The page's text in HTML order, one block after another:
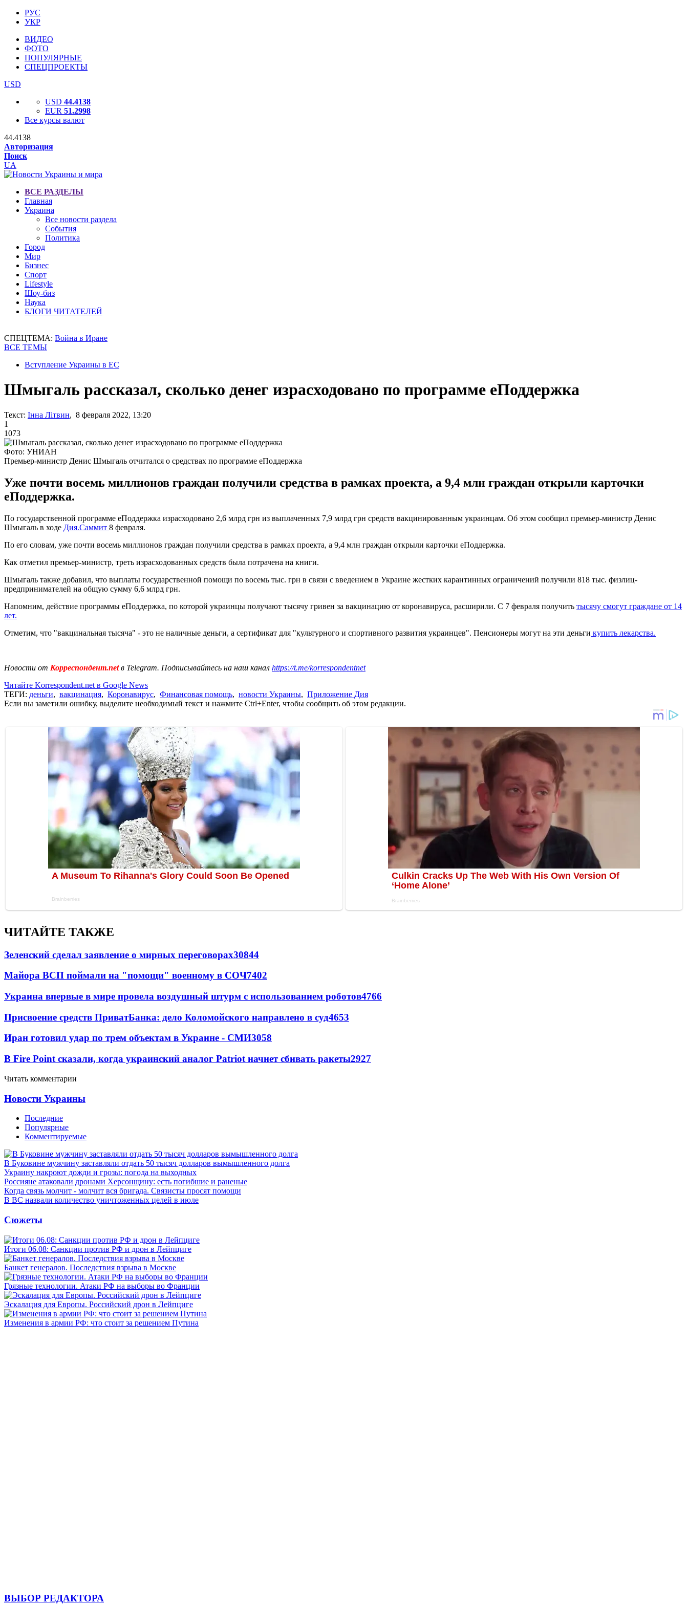
РУС
УКР
ВИДЕО
ФОТО
ПОПУЛЯРНЫЕ
СПЕЦПРОЕКТЫ
USD
USD 44.4138
EUR 51.2998
Все курсы валют
44.4138
Авторизация
Поиск
UA
ВСЕ РАЗДЕЛЫ
Главная
Украина
Все новости раздела
События
Политика
Город
Мир
Бизнес
Спорт
Lifestyle
Шоу-биз
Наука
БЛОГИ ЧИТАТЕЛЕЙ
СПЕЦТЕМА: Война в Иране
ВСЕ ТЕМЫ
Вступление Украины в ЕС
Шмыгаль рассказал, сколько денег израсходовано по программе еПоддержка
Текст: Інна Літвин, 8 февраля 2022, 13:20
1
1073
Фото: УНИАН
Премьер-министр Денис Шмыгаль отчитался о средствах по программе еПоддержка
Уже почти восемь миллионов граждан получили средства в рамках проекта, а 9,4 млн граждан открыли карточки
еПоддержка.
По государственной программе еПоддержка израсходовано 2,6 млрд грн из выплаченных 7,9 млрд грн средств вакцинированным украинцам. Об этом сообщил премьер-министр Денис
Шмыгаль в ходе Дия.Саммит 8 февраля.
По его словам, уже почти восемь миллионов граждан получили средства в рамках проекта, а 9,4 млн граждан открыли карточки еПоддержка.
Как отметил премьер-министр, треть израсходованных средств была потрачена на книги.
Шмыгаль также добавил, что выплаты государственной помощи по восемь тыс. грн в связи с введением в Украине жестких карантинных ограничений получили 818 тыс. физлиц-
предпринимателей на общую сумму 6,6 млрд грн.
Напомним, действие программы еПоддержка, по которой украинцы получают тысячу гривен за вакцинацию от коронавируса, расширили. С 7 февраля получить тысячу смогут граждане от 14
лет.
Отметим, что "вакцинальная тысяча" - это не наличные деньги, а сертификат для "культурного и спортивного развития украинцев". Пенсионеры могут на эти деньги купить лекарства.
Новости от Корреспондент.netв Telegram. Подписывайтесь на наш канал https://t.me/korrespondentnet
Читайте Korrespondent.net в Google News
ТЕГИ: деньги, вакцинация, Коронавирус, Финансовая помощь, новости Украины, Приложение Дия
Если вы заметили ошибку, выделите необходимый текст и нажмите Ctrl+Enter, чтобы сообщить об этом редакции.
ЧИТАЙТЕ ТАКЖЕ
Зеленский сделал заявление о мирных переговорах30844
Майора ВСП поймали на "помощи" военному в СОЧ7402
Украина впервые в мире провела воздушный штурм с использованием роботов4766
Присвоение средств ПриватБанка: дело Коломойского направлено в суд4653
Иран готовил удар по трем объектам в Украине - СМИ3058
В Fire Point сказали, когда украинский аналог Patriot начнет сбивать ракеты2927
Читать комментарии
Новости Украины
Последние
Популярные
Комментируемые
В Буковине мужчину заставляли отдать 50 тысяч долларов вымышленного долга
Украину накроют дожди и грозы: погода на выходных
Россияне атаковали дронами Херсонщину: есть погибшие и раненые
Когда связь молчит - молчит вся бригада. Связисты просят помощи
В ВС назвали количество уничтоженных целей в июле
Сюжеты
Итоги 06.08: Санкции против РФ и дрон в Лейпциге
Банкет генералов. Последствия взрыва в Москве
Грязные технологии. Атаки РФ на выборы во Франции
Эскалация для Европы. Российский дрон в Лейпциге
Изменения в армии РФ: что стоит за решением Путина
ВЫБОР РЕДАКТОРА